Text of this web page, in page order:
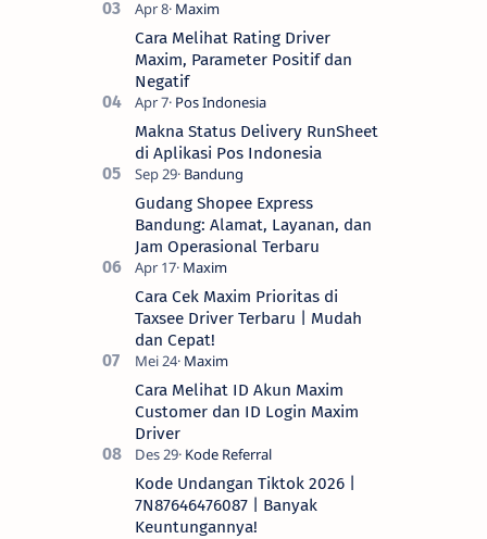
Cara Melihat Rating Driver
Maxim, Parameter Positif dan
Negatif
Makna Status Delivery RunSheet
di Aplikasi Pos Indonesia
Gudang Shopee Express
Bandung: Alamat, Layanan, dan
Jam Operasional Terbaru
Cara Cek Maxim Prioritas di
Taxsee Driver Terbaru | Mudah
dan Cepat!
Cara Melihat ID Akun Maxim
Customer dan ID Login Maxim
Driver
Kode Undangan Tiktok 2026 |
7N87646476087 | Banyak
Keuntungannya!